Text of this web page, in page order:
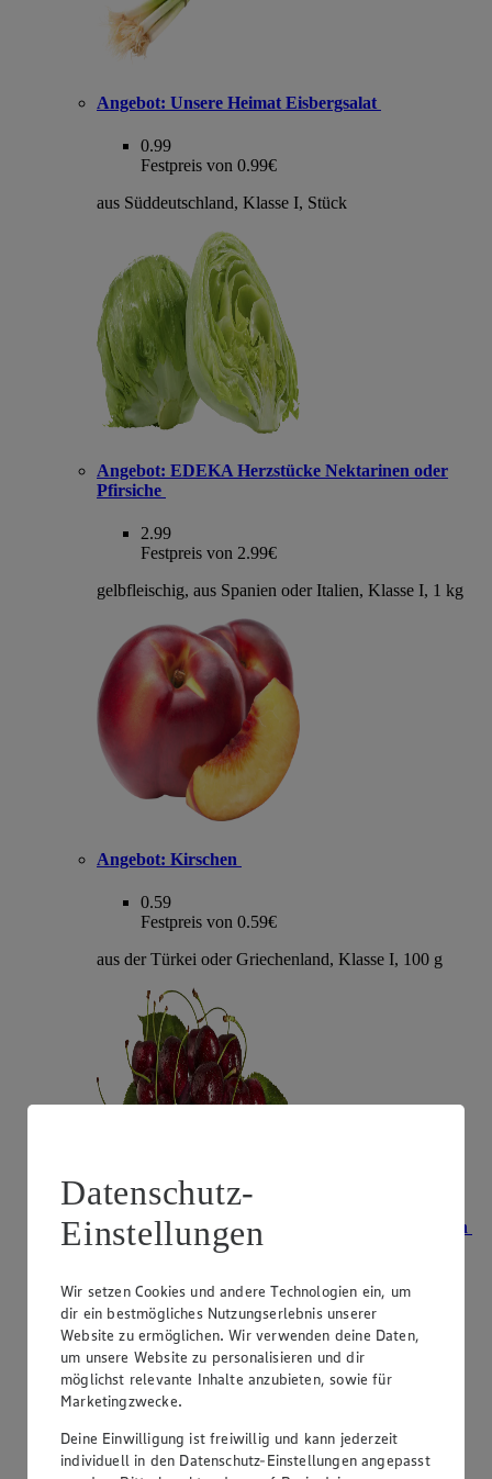
Angebot: Unsere Heimat Eisbergsalat
0.99
Festpreis von 0.99€
aus Süddeutschland, Klasse I, Stück
Angebot: EDEKA Herzstücke Nektarinen oder
Pfirsiche
2.99
Festpreis von 2.99€
gelbfleischig, aus Spanien oder Italien, Klasse I, 1 kg
Angebot: Kirschen
0.59
Festpreis von 0.59€
aus der Türkei oder Griechenland, Klasse I, 100 g
Angebot:Unsere Heimat Bio Bioland-Zwetschgen
Festpreis von 2.99€
aus Süddeutschland, Klasse II, 500 g, (1 kg = 5,98)
Datenschutz-
Einstellungen
Wir setzen Cookies und andere Technologien ein, um
dir ein bestmögliches Nutzungserlebnis unserer
Website zu ermöglichen. Wir verwenden deine Daten,
um unsere Website zu personalisieren und dir
möglichst relevante Inhalte anzubieten, sowie für
Marketingzwecke.
Deine Einwilligung ist freiwillig und kann jederzeit
individuell in den Datenschutz-Einstellungen angepasst